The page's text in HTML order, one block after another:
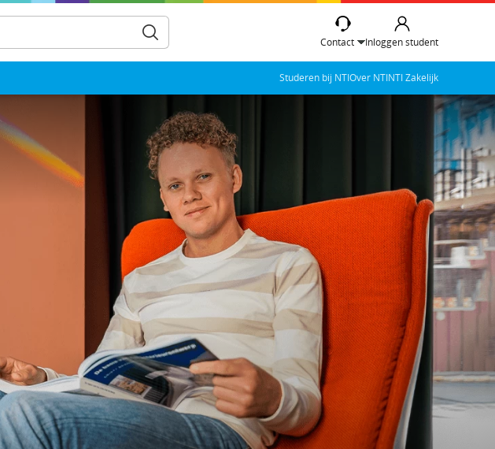
Contact Inloggen student
Studeren bij NTIOver NTINTI Zakelijk